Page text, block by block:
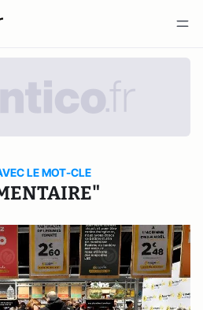
LE MOT-CLE